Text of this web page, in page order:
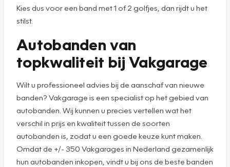
Kies dus voor een band met 1 of 2 golfjes, dan rijdt u het
stilst.
Autobanden van
topkwaliteit bij Vakgarage
Wilt u professioneel advies bij de aanschaf van nieuwe
banden? Vakgarage is een specialist op het gebied van
autobanden. Wij kunnen u precies vertellen wat het
verschil in prijs en kwaliteit tussen de soorten
autobanden is, zodat u een goede keuze kunt maken.
Omdat de +/- 350 Vakgarages in Nederland gezamenlijk
hun autobanden inkopen, vindt u bij ons de beste banden